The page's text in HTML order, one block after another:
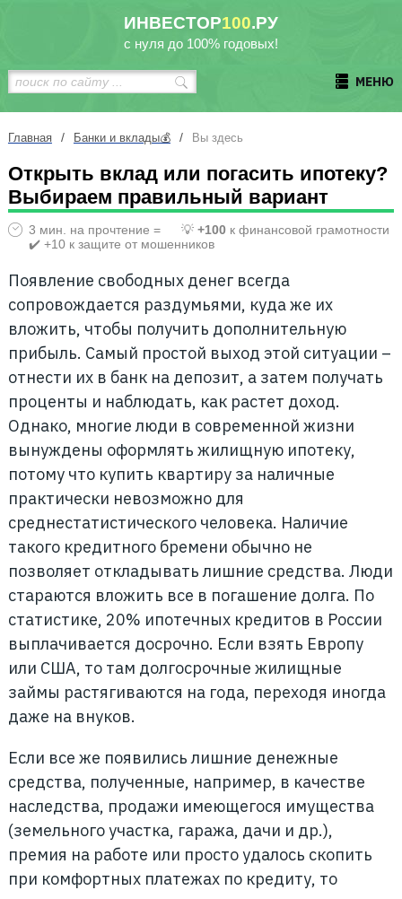
ИНВЕСТОР100.РУ
с нуля до 100% годовых!
МЕНЮ
Главная / Банки и вклады💰 / Вы здесь
Открыть вклад или погасить ипотеку?
Выбираем правильный вариант
3 мин. на прочтение = 💡 +100к финансовой грамотности
✔️ +10 к защите от мошенников
Появление свободных денег всегда
сопровождается раздумьями, куда же их
вложить, чтобы получить дополнительную
прибыль. Самый простой выход этой ситуации –
отнести их в банк на депозит, а затем получать
проценты и наблюдать, как растет доход.
Однако, многие люди в современной жизни
вынуждены оформлять жилищную ипотеку,
потому что купить квартиру за наличные
практически невозможно для
среднестатистического человека. Наличие
такого кредитного бремени обычно не
позволяет откладывать лишние средства. Люди
стараются вложить все в погашение долга. По
статистике, 20% ипотечных кредитов в России
выплачивается досрочно. Если взять Европу
или США, то там долгосрочные жилищные
займы растягиваются на года, переходя иногда
даже на внуков.
Если все же появились лишние денежные
средства, полученные, например, в качестве
наследства, продажи имеющегося имущества
(земельного участка, гаража, дачи и др.),
премия на работе или просто удалось скопить
при комфортных платежах по кредиту, то